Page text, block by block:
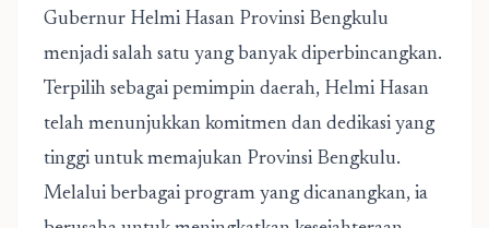
Gubernur Helmi Hasan Provinsi Bengkulu
menjadi salah satu yang banyak diperbincangkan.
Terpilih sebagai pemimpin daerah, Helmi Hasan
telah menunjukkan komitmen dan dedikasi yang
tinggi untuk memajukan Provinsi Bengkulu.
Melalui berbagai program yang dicanangkan, ia